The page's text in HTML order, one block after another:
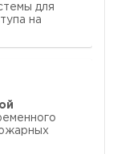
для
на